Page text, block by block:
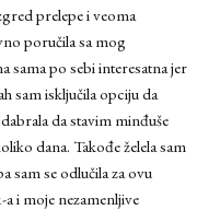
prelepe i veoma
poručila sa mog
sama po sebi interesatna jer
sam isključila opciju da
da stavim minđuše
dana. Takođe želela sam
sam se odlučila za ovu
-a i moje nezamenljive